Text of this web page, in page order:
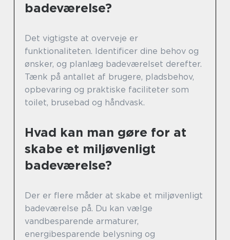
badeværelse?
Det vigtigste at overveje er
funktionaliteten. Identificer dine behov og
ønsker, og planlæg badeværelset derefter.
Tænk på antallet af brugere, pladsbehov,
opbevaring og praktiske faciliteter som
toilet, brusebad og håndvask.
Hvad kan man gøre for at
skabe et miljøvenligt
badeværelse?
Der er flere måder at skabe et miljøvenligt
badeværelse på. Du kan vælge
vandbesparende armaturer,
energibesparende belysning og